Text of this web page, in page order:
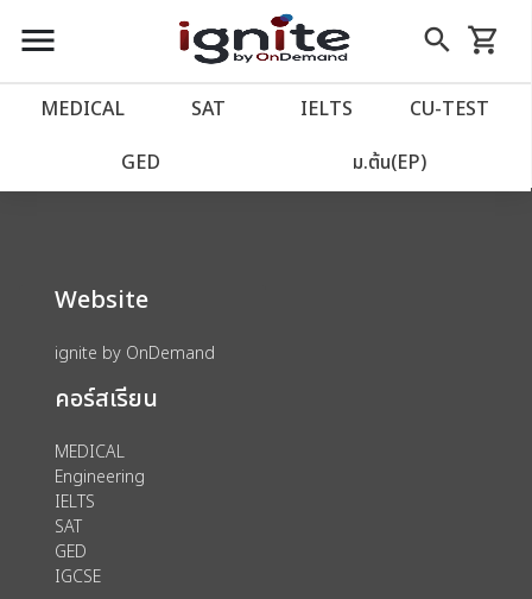
close
account_balance หน้าแรก
เว็บไซต์อิกไนท์
import_contacts วางแผนการเรียน
account_circle เข้าสู่ระบบ
assignment ลงทะเบียน
menu search
Skip
to
shopping_cart
รถเข็น
MEDICAL SAT IELTS CU‑TEST
GED ม.ต้น(EP)
We could not find anything for 80002021
Website
ignite by OnDemand
คอร์สเรียน
MEDICAL
Engineering
IELTS
SAT
GED
IGCSE